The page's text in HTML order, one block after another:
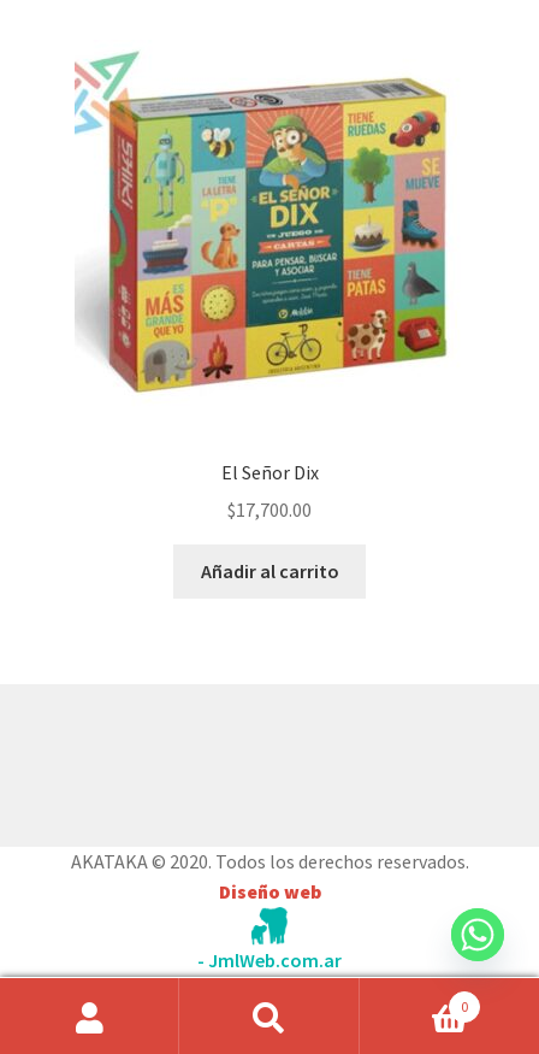
El Señor Dix
$17,700.00
Añadir al carrito
Búsqueda
0
AKATAKA © 2020. Todos los derechos reservados.
Diseño web
- JmlWeb.com.ar